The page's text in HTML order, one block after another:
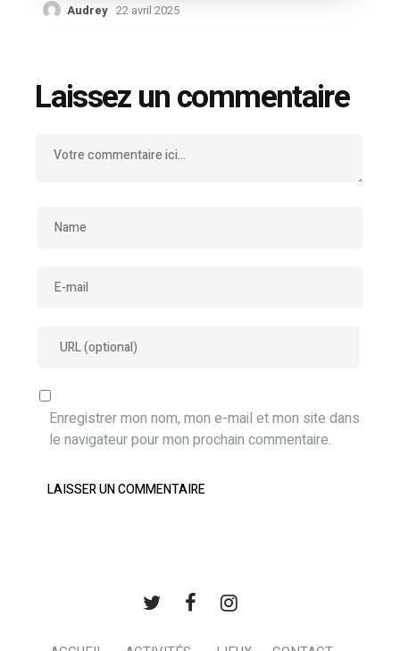
Audrey 22 avril 2025
Laissez un commentaire
Enregistrer mon nom, mon e-mail et mon site dans
le navigateur pour mon prochain commentaire.